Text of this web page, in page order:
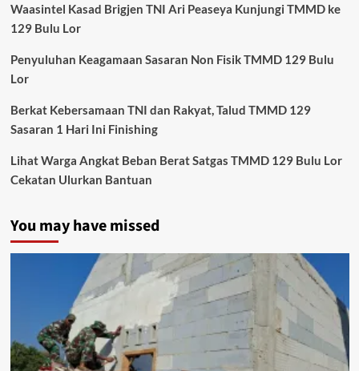
Waasintel Kasad Brigjen TNI Ari Peaseya Kunjungi TMMD ke
129 Bulu Lor
Penyuluhan Keagamaan Sasaran Non Fisik TMMD 129 Bulu
Lor
Berkat Kebersamaan TNI dan Rakyat, Talud TMMD 129
Sasaran 1 Hari Ini Finishing
Lihat Warga Angkat Beban Berat Satgas TMMD 129 Bulu Lor
Cekatan Ulurkan Bantuan
You may have missed